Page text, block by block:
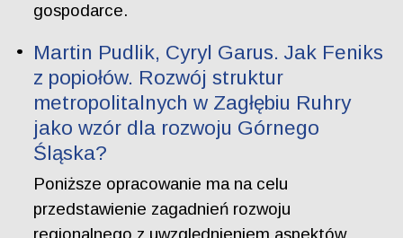
gospodarce.
Martin Pudlik, Cyryl Garus. Jak Feniks
z popiołów. Rozwój struktur
metropolitalnych w Zagłębiu Ruhry
jako wzór dla rozwoju Górnego
Śląska?
Poniższe opracowanie ma na celu
przedstawienie zagadnień rozwoju
regionalnego z uwzględnieniem aspektów